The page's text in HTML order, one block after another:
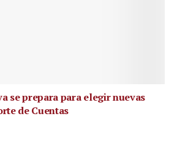
se prepara para elegir nuevas
de Cuentas